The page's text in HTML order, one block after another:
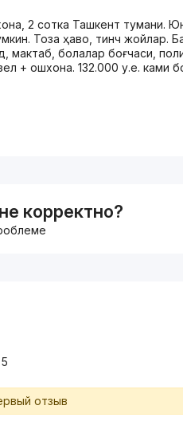
2 сотка Ташкент тумани.
Тоза ҳаво, тинч жойлар.
болалар боғчаси,
+ ошхона. 132.000 у.е. ками
корректно?
отзыв